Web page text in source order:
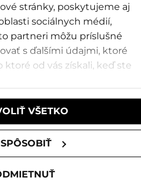
stránky, poskytujeme aj
sociálnych médií,
partneri môžu príslušné
s ďalšími údajmi, ktoré
od vás získali, keď ste
VŠETKO
TMR
Bešeňová (SK)